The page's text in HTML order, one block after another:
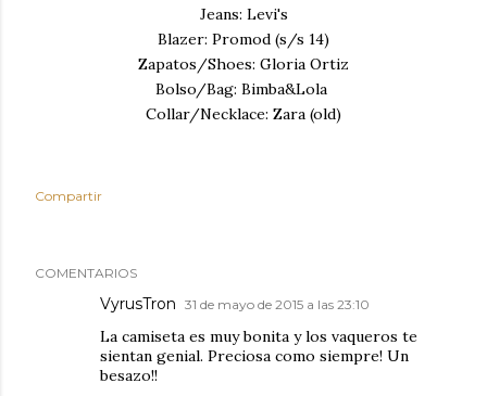
Jeans: Levi's
Blazer: Promod (s/s 14)
Zapatos/Shoes: Gloria Ortiz
Bolso/Bag: Bimba&Lola
Collar/Necklace: Zara (old)
Compartir
COMENTARIOS
VyrusTron 31 de mayo de 2015 a las 23:10
La camiseta es muy bonita y los vaqueros te
sientan genial. Preciosa como siempre! Un
besazo!!